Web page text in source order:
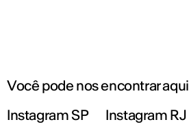
Você pode nos encontrar aqui
Instagram SP
Instagram RJ